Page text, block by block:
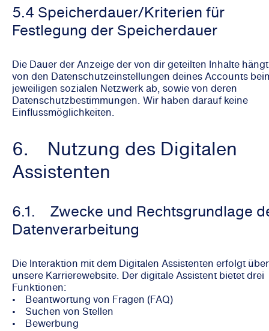
5.4 Speicherdauer/Kriterien für
Festlegung der Speicherdauer
Die Dauer der Anzeige der von dir geteilten Inhalte hängt
von den Datenschutzeinstellungen deines Accounts
jeweiligen sozialen Netzwerk ab, sowie von deren
Datenschutzbestimmungen. Wir haben darauf keine
Einflussmöglichkeiten.
6. Nutzung des Digitalen
Assistenten
6.1. Zwecke und Rechtsgrundlage
Datenverarbeitung
Die Interaktion mit dem Digitalen Assistenten erfolgt über
unsere Karrierewebsite. Der digitale Assistent bietet drei
Funktionen:
• Beantwortung von Fragen (FAQ)
• Suchen von Stellen
• Bewerbung